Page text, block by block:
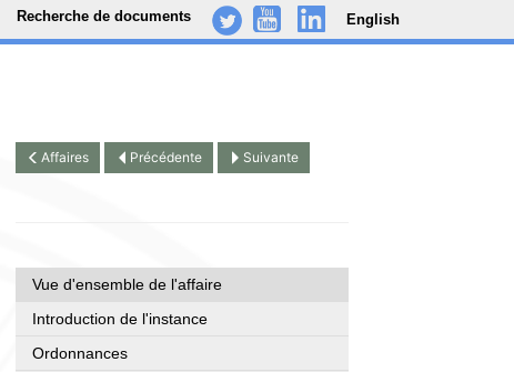
Recherche de documents
. - .. English
Affaires Précédente Suivante
Vue d'ensemble de l'affaire
Introduction de l'instance
Ordonnances